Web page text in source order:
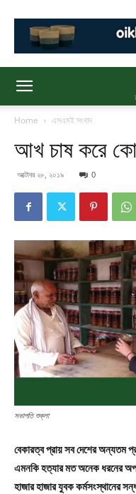
Home এসএমই সংবাদ
আখ চাষ করে
অক্টোবর ২৮, ২০১৯ 0
সভাপতি শুক্লা
বেকারত্ব প্রায় সব দেশের অন্যতম
এমনকি হত্যার মত অনেক ধরনের
হাজার হাজার যুবক কর্মসংস্থানের